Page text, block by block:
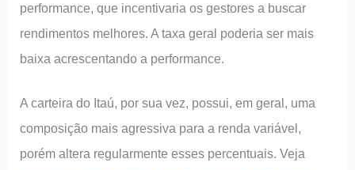
performance, que incentivaria os gestores a buscar
rendimentos melhores. A taxa geral poderia ser mais
baixa acrescentando a performance.
A carteira do Itaú, por sua vez, possui, em geral, uma
composição mais agressiva para a renda variável,
porém altera regularmente esses percentuais. Veja